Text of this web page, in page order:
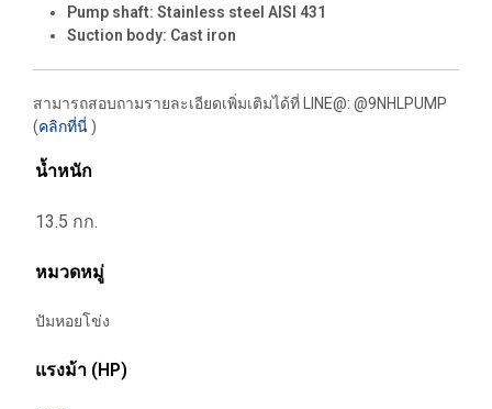
Pump shaft: Stainless steel AISI 431
Suction body: Cast iron
สามารถสอบถามรายละเอียดเพิ่มเติมได้ที่ LINE@: @9NHLPUMP
(คลิกที่นี่ )
น้ำหนัก
13.5 กก.
หมวดหมู่
ปัมหอยโข่ง
แรงม้า (HP)